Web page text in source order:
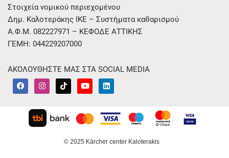
Στοιχεία νομικού περιεχομένου
Δημ. Καλοτεράκης ΙΚΕ – Συστήματα καθαρισμού
Α.Φ.Μ. 082227971 – ΚΕΦΟΔΕ ΑΤΤΙΚΗΣ
ΓΕΜΗ: 044229207000
ΑΚΟΛΟΥΘΗΣΤΕ ΜΑΣ ΣΤΑ SOCIAL MEDIA
F
a
c
I
n
s
a
g
r
T
i
k
o
k
Y
o
u
u
b
e
L
i
n
e
d
i
© 2025 Kärcher center Kaloterakis